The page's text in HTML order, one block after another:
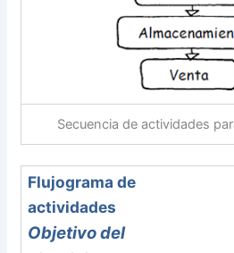
Secuencia de actividades
Flujograma de
actividades
Objetivo del